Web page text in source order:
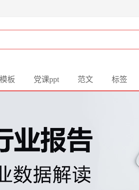
板 党课ppt 范文 标签